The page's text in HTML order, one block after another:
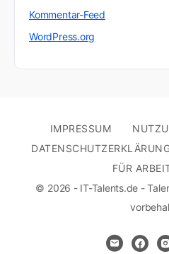
Kommentar-Feed
WordPress.org
IMPRESSUM
FÜR
© 2026 - IT-Talents.de -